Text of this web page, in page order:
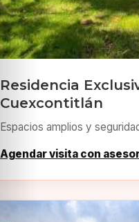
Residencia
Cuexcontitlán
Espacios amplios y
Agendar visita con